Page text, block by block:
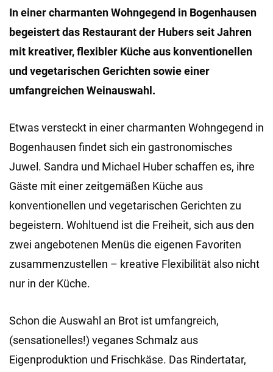
In einer charmanten Wohngegend in Bogenhausen
begeistert das Restaurant der Hubers seit Jahren
mit kreativer, flexibler Küche aus konventionellen
und vegetarischen Gerichten sowie einer
umfangreichen Weinauswahl.
Etwas versteckt in einer charmanten Wohngegend in
Bogenhausen findet sich ein gastronomisches
Juwel. Sandra und Michael Huber schaffen es, ihre
Gäste mit einer zeitgemäßen Küche aus
konventionellen und vegetarischen Gerichten zu
begeistern. Wohltuend ist die Freiheit, sich aus den
zwei angebotenen Menüs die eigenen Favoriten
zusammenzustellen – kreative Flexibilität also nicht
nur in der Küche.
Schon die Auswahl an Brot ist umfangreich,
(sensationelles!) veganes Schmalz aus
Eigenproduktion und Frischkäse. Das Rindertatar,